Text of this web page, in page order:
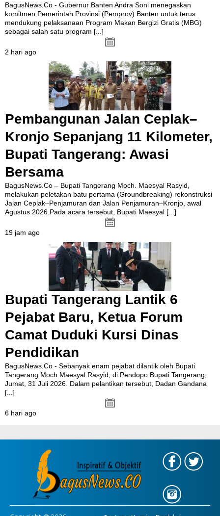
BagusNews.Co - Gubernur Banten Andra Soni menegaskan
komitmen Pemerintah Provinsi (Pemprov) Banten untuk terus
mendukung pelaksanaan Program Makan Bergizi Gratis (MBG)
sebagai salah satu program [...]
2 hari ago
Pembangunan Jalan Ceplak–
Kronjo Sepanjang 11 Kilometer,
Bupati Tangerang: Awasi
Bersama
BagusNews.Co – Bupati Tangerang Moch. Maesyal Rasyid,
melakukan peletakan batu pertama (Groundbreaking) rekonstruksi
Jalan Ceplak–Penjamuran dan Jalan Penjamuran–Kronjo, awal
Agustus 2026.Pada acara tersebut, Bupati Maesyal [...]
19 jam ago
Bupati Tangerang Lantik 6
Pejabat Baru, Ketua Forum
Camat Duduki Kursi Dinas
Pendidikan
BagusNews.Co - Sebanyak enam pejabat dilantik oleh Bupati
Tangerang Moch Maesyal Rasyid, di Pendopo Bupati Tangerang,
Jumat, 31 Juli 2026. Dalam pelantikan tersebut, Dadan Gandana
[...]
6 hari ago